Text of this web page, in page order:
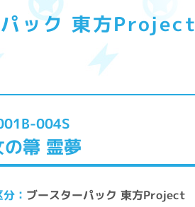
パック 東方Project
004S
の箒 霊夢
分 ブースターパック 東方Project